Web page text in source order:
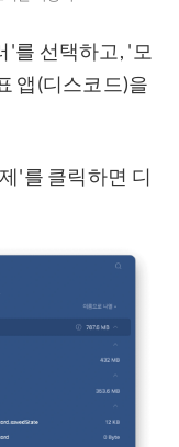
를 선택하고, '모
앱(디스코드)을
'를 클릭하면 디